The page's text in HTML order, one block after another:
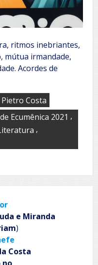
ritmos inebriantes,
mútua irmandade,
Acordes de
Pietro Costa
Ecumênica 2021 ,
,
e Miranda
)
Costa